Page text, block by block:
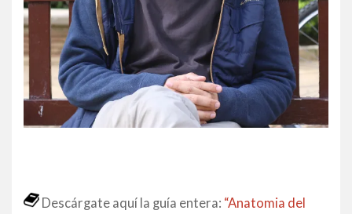
Descárgate aquí la guía entera: “Anatomia del